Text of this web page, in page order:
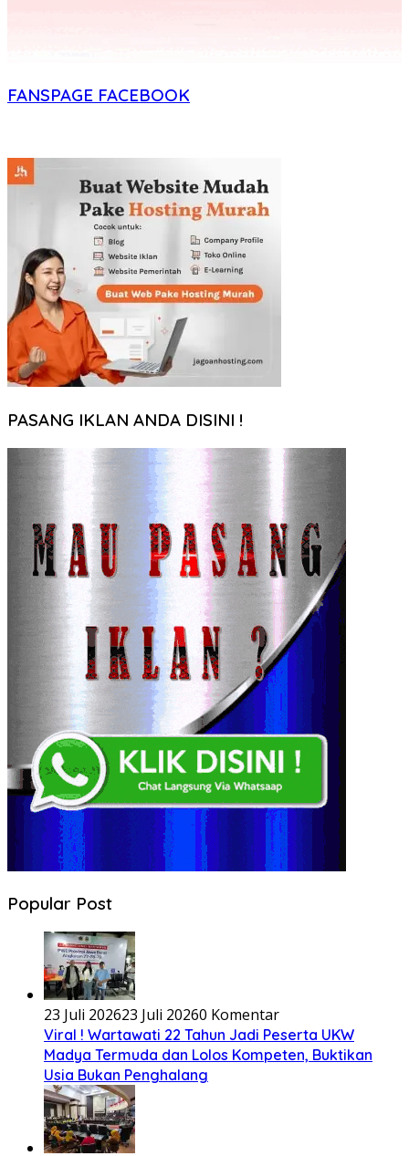
FANSPAGE FACEBOOK
PASANG IKLAN ANDA DISINI !
Popular Post
23 Juli 202623 Juli 20260 Komentar
Viral ! Wartawati 22 Tahun Jadi Peserta UKW
Madya Termuda dan Lolos Kompeten, Buktikan
Usia Bukan Penghalang